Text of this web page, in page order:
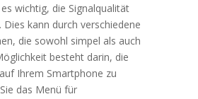
wichtig, die Signalqualität
Dies kann durch verschiedene
die sowohl simpel als auch
besteht darin, die
Ihrem Smartphone zu
das Menü für